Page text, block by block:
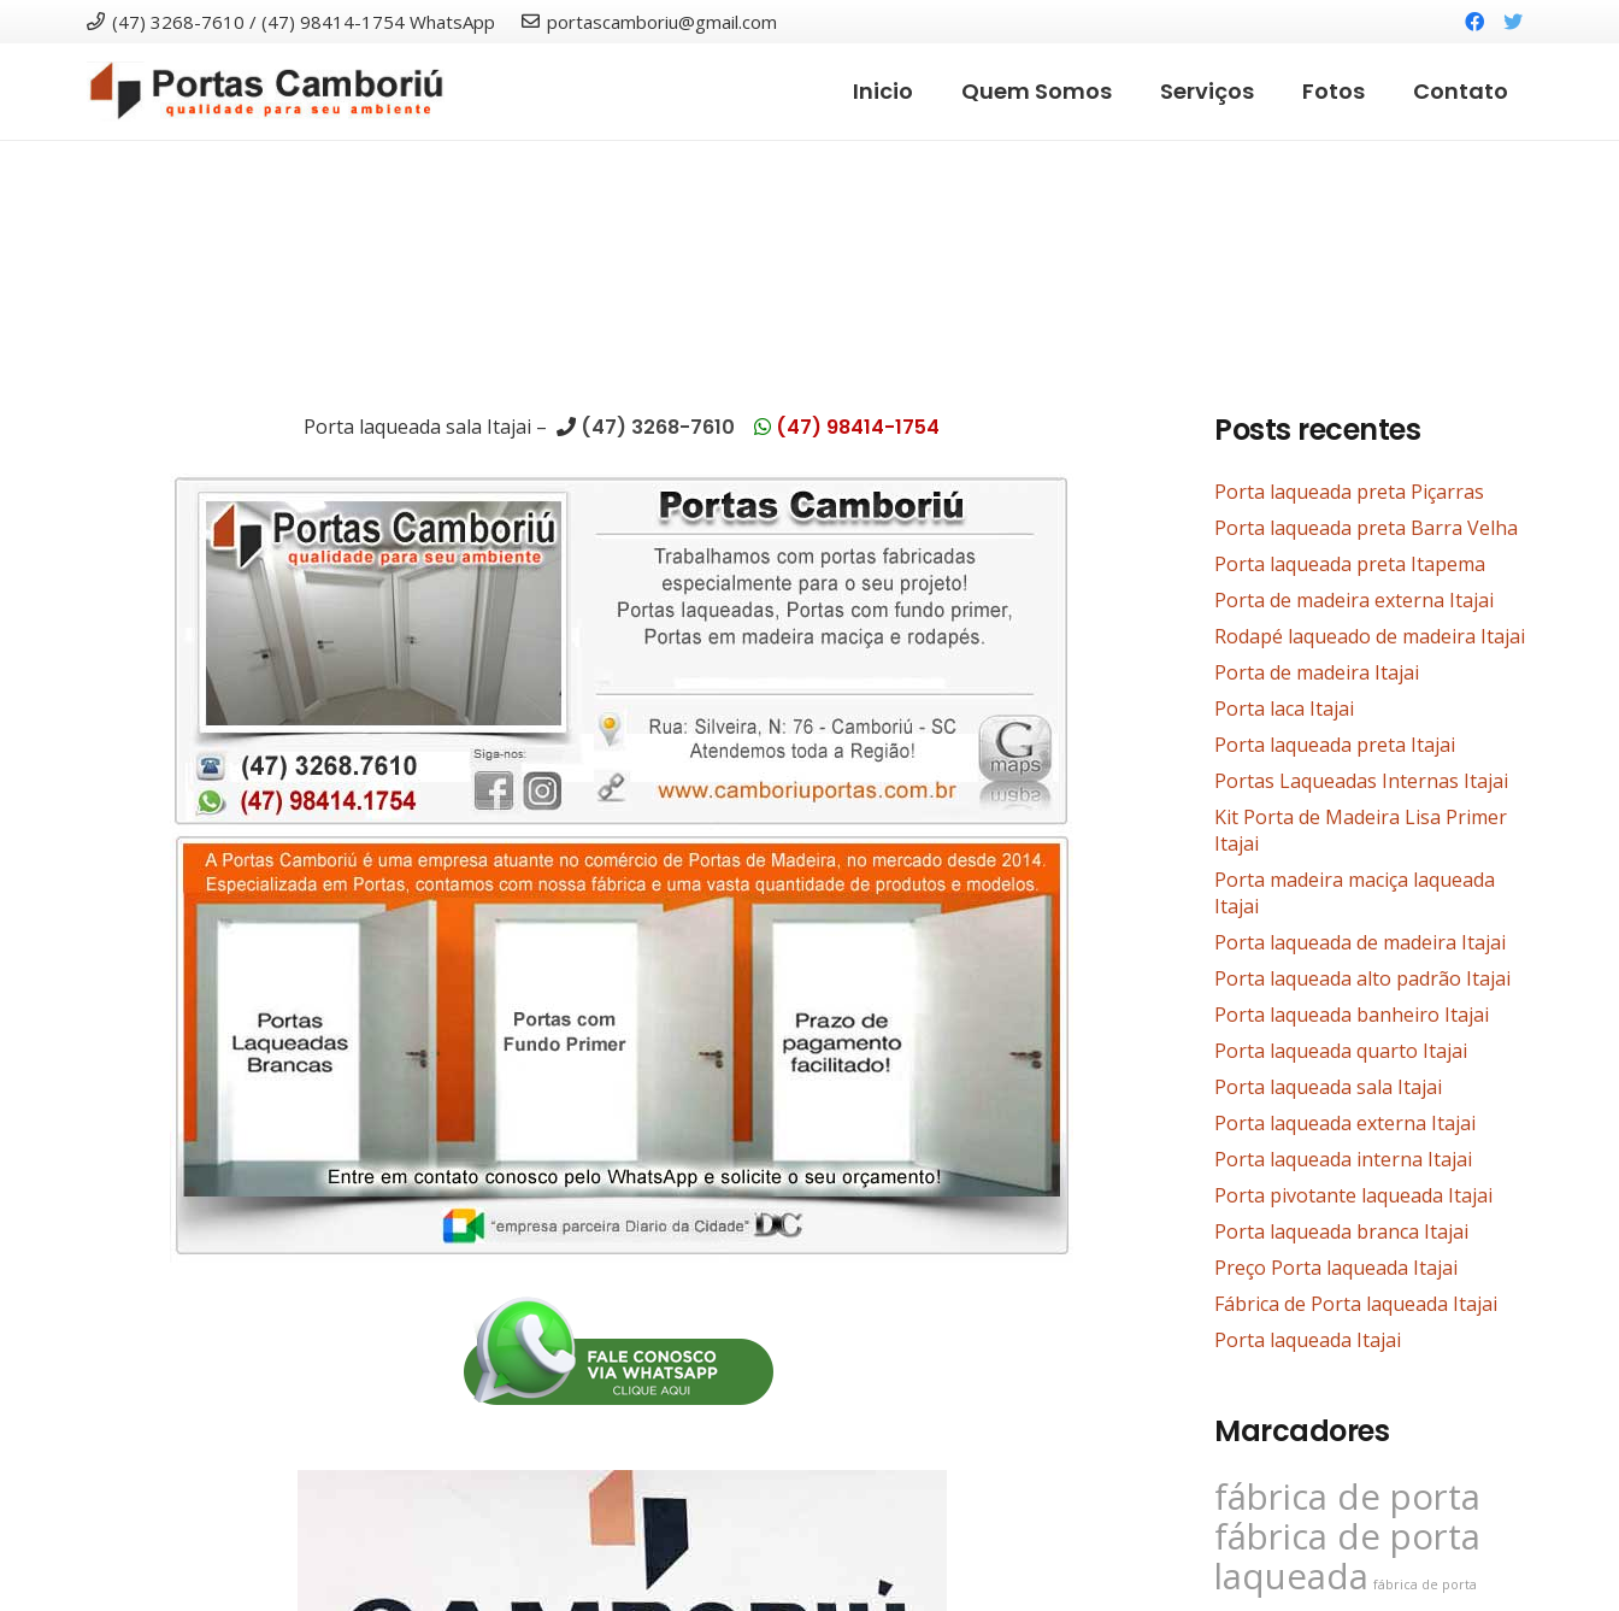
(47) 3268-7610 / (47) 98414-1754 WhatsApp portascamboriu@gmail.com
Inicio Quem Somos Serviços Fotos Contato
Porta laqueada sala Itajai – (47) 3268-7610 (47) 98414-1754 Posts recentes
Porta laqueada preta Piçarras
Porta laqueada preta Barra Velha
Porta laqueada preta Itapema
Porta de madeira externa Itajai
Rodapé laqueado de madeira Itajai
Porta de madeira Itajai
Porta laca Itajai
Porta laqueada preta Itajai
Portas Laqueadas Internas Itajai
Kit Porta de Madeira Lisa Primer
Itajai
Porta madeira maciça laqueada
Itajai
Porta laqueada de madeira Itajai
Porta laqueada alto padrão Itajai
Porta laqueada banheiro Itajai
Porta laqueada quarto Itajai
Porta laqueada sala Itajai
Porta laqueada externa Itajai
Porta laqueada interna Itajai
Porta pivotante laqueada Itajai
Porta laqueada branca Itajai
Preço Porta laqueada Itajai
Fábrica de Porta laqueada Itajai
Porta laqueada Itajai
Marcadores
fábrica de porta
fábrica de porta
laqueada fábrica de porta